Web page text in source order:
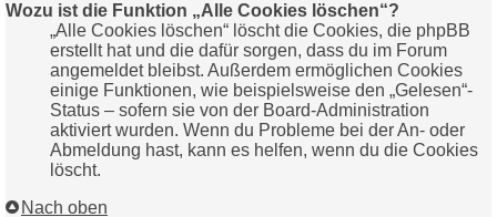
Wozu ist die Funktion „Alle Cookies löschen“?
„Alle Cookies löschen“ löscht die Cookies, die phpBB
erstellt hat und die dafür sorgen, dass du im Forum
angemeldet bleibst. Außerdem ermöglichen Cookies
einige Funktionen, wie beispielsweise den „Gelesen“-
Status – sofern sie von der Board-Administration
aktiviert wurden. Wenn du Probleme bei der An- oder
Abmeldung hast, kann es helfen, wenn du die Cookies
löscht.
Nach oben